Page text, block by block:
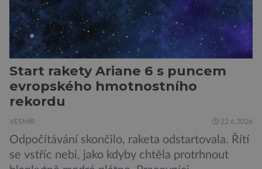
Start rakety Ariane 6 s puncem
evropského hmotnostního
rekordu
VESMÍR 22.6.2026
Odpočítávání skončilo, raketa odstartovala. Řítí
se vstříc nebi, jako kdyby chtěla protrhnout